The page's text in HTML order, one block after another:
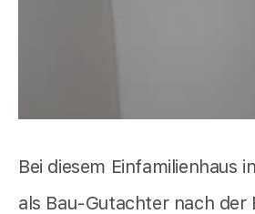
Bei diesem Einfamilienhaus
als Bau-Gutachter nach der